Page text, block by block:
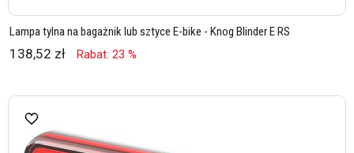
Lampa tylna na bagażnik lub sztyce E-bike - Knog Blinder E RS
138,52 zł Rabat: 23 %